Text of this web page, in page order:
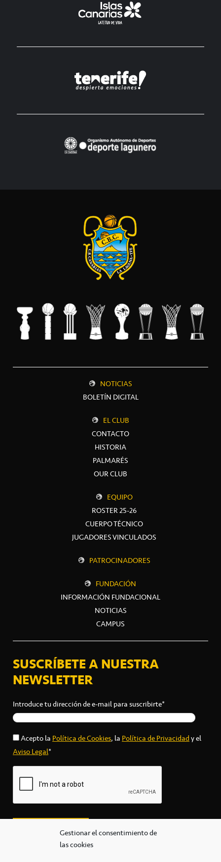
Gestionar el consentimiento de
las cookies
NOTICIAS
BOLETÍN DIGITAL
EL CLUB
CONTACTO
HISTORIA
PALMARÉS
OUR CLUB
EQUIPO
ROSTER 25-26
CUERPO TÉCNICO
JUGADORES VINCULADOS
PATROCINADORES
FUNDACIÓN
INFORMACIÓN FUNDACIONAL
NOTICIAS
CAMPUS
SUSCRÍBETE A NUESTRA
NEWSLETTER
Introduce tu dirección de e-mail para suscribirte*
Acepto laPolítica de Cookies, laPolítica de Privacidady el
Aviso Legal*